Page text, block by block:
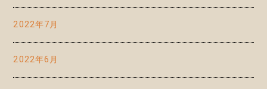
2022年7月
2022年6月